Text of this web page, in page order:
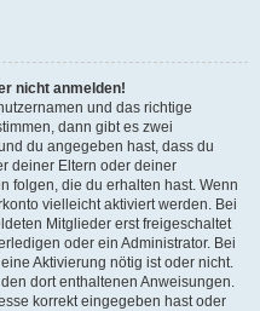
nicht anmelden!
und das richtige
dann gibt es zwei
du angegeben hast, dass du
deiner Eltern oder deiner
folgen, die du erhalten hast. Wenn
vielleicht aktiviert werden. Bei
Mitglieder erst freigeschaltet
oder ein Administrator. Bei
Aktivierung nötig ist oder nicht.
dort enthaltenen Anweisungen.
korrekt eingegeben hast oder